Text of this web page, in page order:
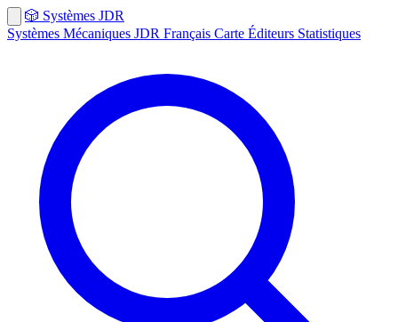
🎲 Systèmes JDR
Systèmes Mécaniques JDR Français Carte Éditeurs Statistiques